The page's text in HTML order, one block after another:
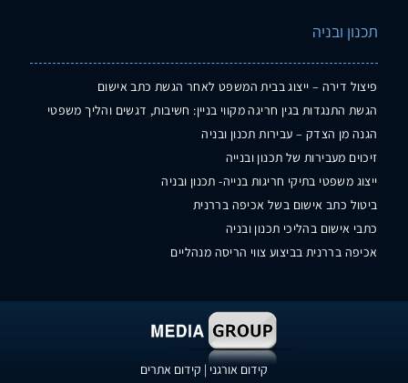
תכנון ובניה
פיצול דירה – ייצוג בבית המשפט לאחר הגשת כתב אישום
הגשת התנגדות בגין חריגה מקווי בניין: חשיבות, דגשים והליך משפטי
הגנה מן הצדק – עבירות תכנון ובניה
זיכוים מעבירות של תכנון ובנייה
ייצוג משפטי בתיקי חריגות בנייה- תכנון ובניה
ביטול כתב אישום בשל אכיפה בררנית
כתבי אישום בהליכי תכנון ובניה
אכיפה בררנית בביצוע צווי הריסה מנהליים
קידום אורגני | קידום אתרים